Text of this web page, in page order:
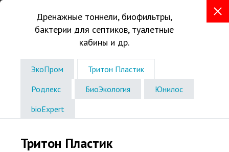
Звоните без выходных
с 8:00 до 18:00
+7 (8362) 30-40-69
Консультации в офисе по записи
Дренажные тоннели, биофильтры,
бактерии для септиков, туалетные
кабины и др.
ЭкоПром
Тритон Пластик
Родлекс
БиоЭкология
Юнилос
bioExpert
Тритон Пластик